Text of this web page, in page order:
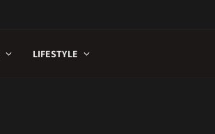
LIFESTYLE